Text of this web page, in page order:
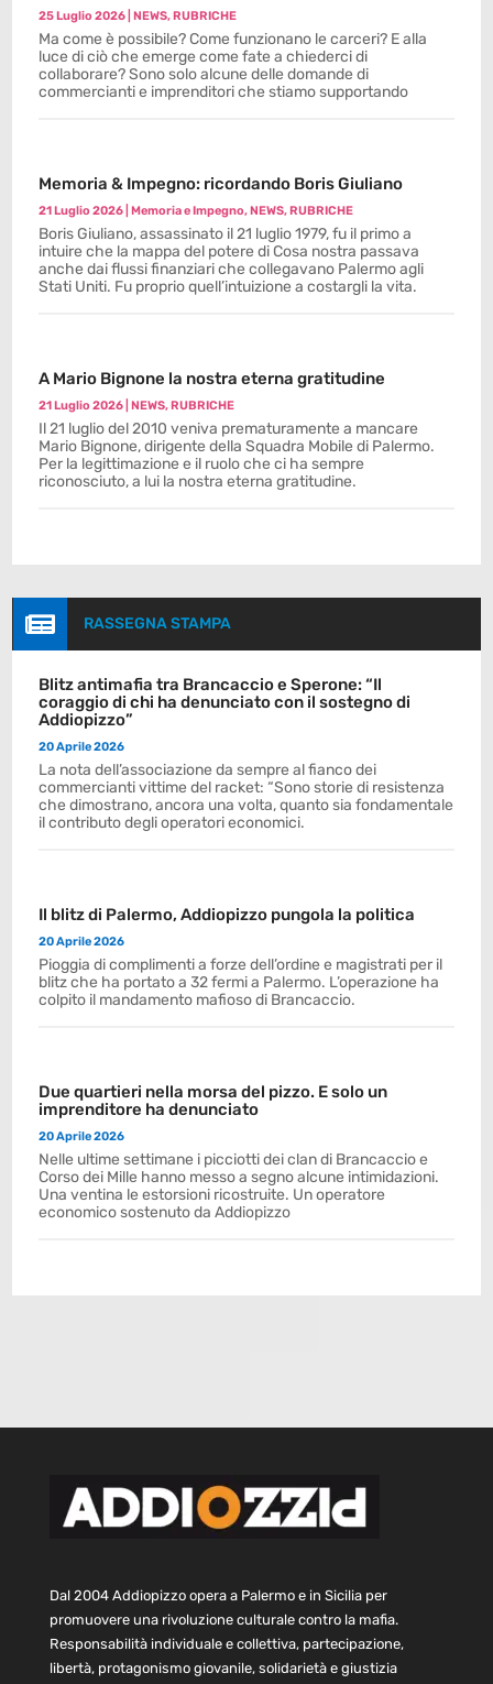
25 Luglio 2026 |NEWS,RUBRICHE
Ma come è possibile? Come funzionano le carceri? E alla
luce di ciò che emerge come fate a chiederci di
collaborare? Sono solo alcune delle domande di
commercianti e imprenditori che stiamo supportando
Memoria & Impegno: ricordando Boris Giuliano
21 Luglio 2026 |Memoria e Impegno,NEWS,RUBRICHE
Boris Giuliano, assassinato il 21 luglio 1979, fu il primo a
intuire che la mappa del potere di Cosa nostra passava
anche dai flussi finanziari che collegavano Palermo agli
Stati Uniti. Fu proprio quell’intuizione a costargli la vita.
A Mario Bignone la nostra eterna gratitudine
21 Luglio 2026 |NEWS,RUBRICHE
Il 21 luglio del 2010 veniva prematuramente a mancare
Mario Bignone, dirigente della Squadra Mobile di Palermo.
Per la legittimazione e il ruolo che ci ha sempre
riconosciuto, a lui la nostra eterna gratitudine.
 RASSEGNA STAMPA
Blitz antimafia tra Brancaccio e Sperone: “Il
coraggio di chi ha denunciato con il sostegno di
Addiopizzo”
20 Aprile 2026
La nota dell’associazione da sempre al fianco dei
commercianti vittime del racket: “Sono storie di resistenza
che dimostrano, ancora una volta, quanto sia fondamentale
il contributo degli operatori economici.
Il blitz di Palermo, Addiopizzo pungola la politica
20 Aprile 2026
Pioggia di complimenti a forze dell’ordine e magistrati per il
blitz che ha portato a 32 fermi a Palermo. L’operazione ha
colpito il mandamento mafioso di Brancaccio.
Due quartieri nella morsa del pizzo. E solo un
imprenditore ha denunciato
20 Aprile 2026
Nelle ultime settimane i picciotti dei clan di Brancaccio e
Corso dei Mille hanno messo a segno alcune intimidazioni.
Una ventina le estorsioni ricostruite. Un operatore
economico sostenuto da Addiopizzo
Dal 2004 Addiopizzo opera a Palermo e in Sicilia per
promuovere una rivoluzione culturale contro la mafia.
Responsabilità individuale e collettiva, partecipazione,
libertà, protagonismo giovanile, solidarietà e giustizia